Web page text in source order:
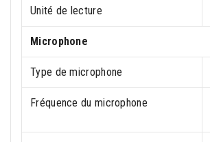
Unité de lecture
Microphone
Type de microphone
Fréquence du microphone